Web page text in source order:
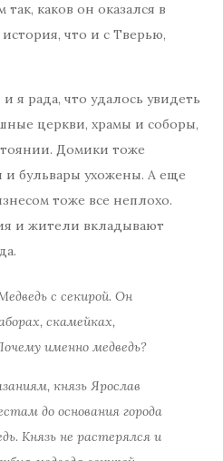
каков он оказался в
что и с Тверью,
я рада, что удалось увидеть
церкви, храмы и соборы,
Домики тоже
и бульвары ухожены. А еще
тоже все неплохо.
и жители вкладывают
с секирой. Он
скамейках,
именно медведь?
князь Ярослав
до основания города
Князь не растерялся и